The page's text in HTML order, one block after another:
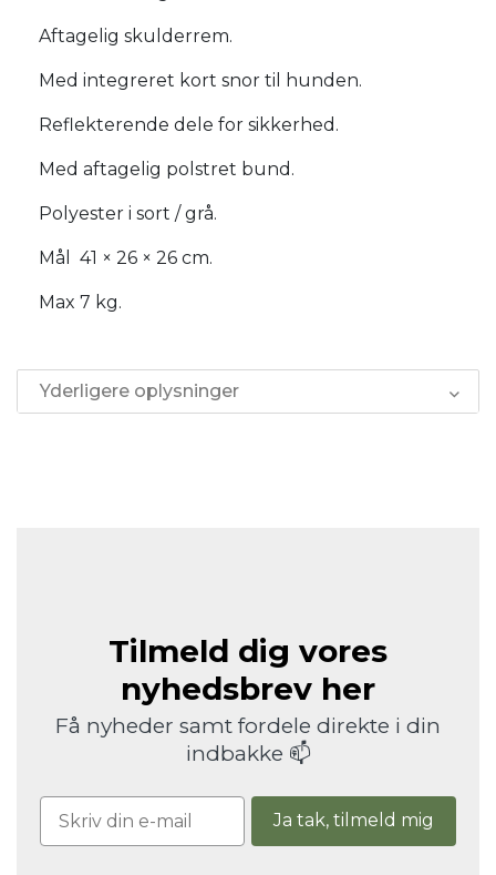
Aftagelig skulderrem.
Med integreret kort snor til hunden.
Reflekterende dele for sikkerhed.
Med aftagelig polstret bund.
Polyester i sort / grå.
Mål 41 × 26 × 26 cm.
Max 7 kg.
Yderligere oplysninger
Tilmeld dig vores
nyhedsbrev her
Få nyheder samt fordele direkte i din
indbakke 📫
Ja tak, tilmeld mig